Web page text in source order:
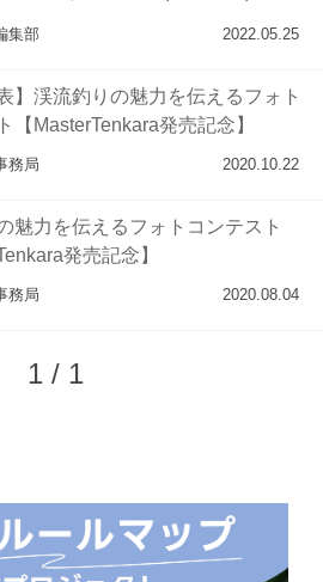
集部 2022.05.25
】渓流釣りの魅力を伝えるフォト
【MasterTenkara発売記念】
務局 2020.10.22
魅力を伝えるフォトコンテスト
発売記念】
務局 2020.08.04
1 / 1